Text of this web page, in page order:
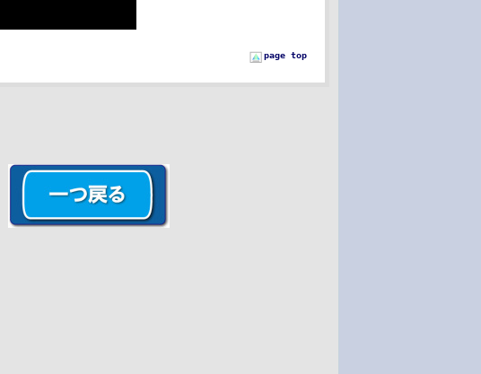
page top